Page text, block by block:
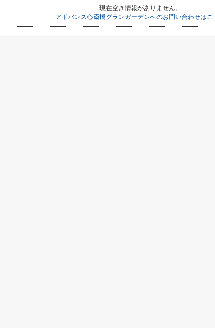
現在空き情報がありません。
アドバンス心斎橋グランガーデンへのお問い合わせはこ